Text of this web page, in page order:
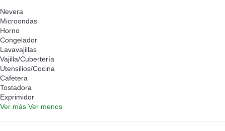
Nevera
Microondas
Horno
Congelador
Lavavajillas
Vajilla/Cubertería
Utensilios/Cocina
Cafetera
Tostadora
Exprimidor
Ver más Ver menos